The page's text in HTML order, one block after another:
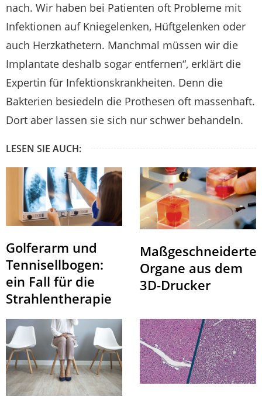
nach. Wir haben bei Patienten oft Probleme mit
Infektionen auf Kniegelenken, Hüftgelenken oder
auch Herzkathetern. Manchmal müssen wir die
Implantate deshalb sogar entfernen“, erklärt die
Expertin für Infektionskrankheiten. Denn die
Bakterien besiedeln die Prothesen oft massenhaft.
Dort aber lassen sie sich nur schwer behandeln.
LESEN SIE AUCH:
Golferarm und
Tennisellbogen:
ein Fall für die
Strahlentherapie
Maßgeschneiderte
Organe aus dem
3D-Drucker